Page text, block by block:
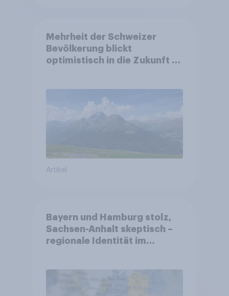
Mehrheit der Schweizer
Bevölkerung blickt
optimistisch in die Zukunft –
Altersvorsorge
Artikel
Bayern und Hamburg stolz,
Sachsen-Anhalt skeptisch –
regionale Identität im